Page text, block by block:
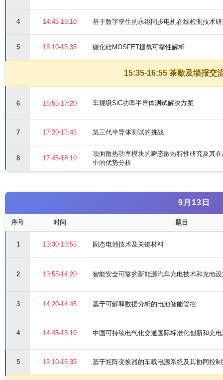
4 14:45-15:10 基于数字孪生的永磁同步电机在线检测技术
5 15:10-15:35 碳化硅MOSFET栅氧可靠性解析
15:35-16:55 茶歇及墙报交
6 16:55-17:20 车规级SiC功率半导体测试解决方案
7 17:20-17:45 第三代半导体测试的挑战
8 17:45-18:10
顶面散热功率模块的瞬态散热特性研究及其
中的优势分析
9月13日
序号 时间 题目
1 13:30-13:55 固态电池技术及关键材料
2 13:55-14:20 智能安全可靠的新能源汽车充电技术和充电
3 14:20-14:45 基于可解释数据分析的电池智能管控
4 14:45-15:10 中国可持续电气化交通国际标准化创新和充
5 15:10-15:35 基于矩阵变换器的车载电源系统及其协同控